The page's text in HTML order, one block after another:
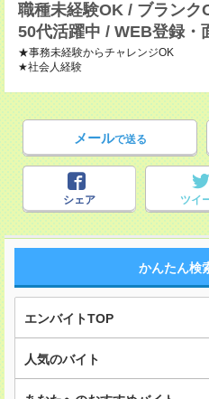
職種未経験OK / ブランク
50代活躍中 / WEB登録・
★事務未経験からチャレンジOK
★社会人経験
メールで送る
シェア ツイ
かんたん検
エンバイトTOP
人気のバイト